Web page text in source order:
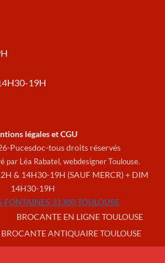
19H
légales et CGU
Pucesdoc-tous droits réservés
par Léa Rabatel, webdesigner Toulouse.
& 14H30-19H (SAUF MERCR) + DIM
14H30-19H
FONTAINES 31300 TOULOUSE
BROCANTE EN LIGNE TOULOUSE
ANTIQUAIRE TOULOUSE